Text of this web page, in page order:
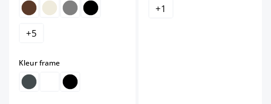
+5
Kleur frameselect
+1